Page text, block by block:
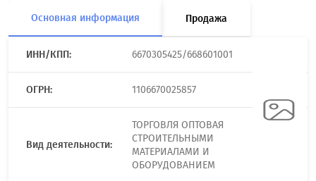
Основная информация Продажа
ИНН/КПП: 6670305425/668601001
ОГРН: 1106670025857
Вид деятельности:
ТОРГОВЛЯ ОПТОВАЯ
СТРОИТЕЛЬНЫМИ
МАТЕРИАЛАМИ И
ОБОРУДОВАНИЕМ